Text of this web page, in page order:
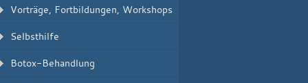
Vorträge, Fortbildungen, Workshops
Selbsthilfe
Botox-Behandlung